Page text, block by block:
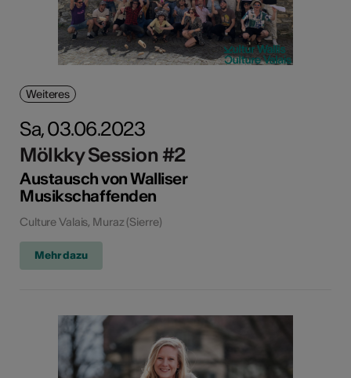
Weiteres
Sa, 03.06.2023
Mölkky Session #2
Austausch von Walliser
Musikschaffenden
Culture Valais, Muraz (Sierre)
Mehr dazu